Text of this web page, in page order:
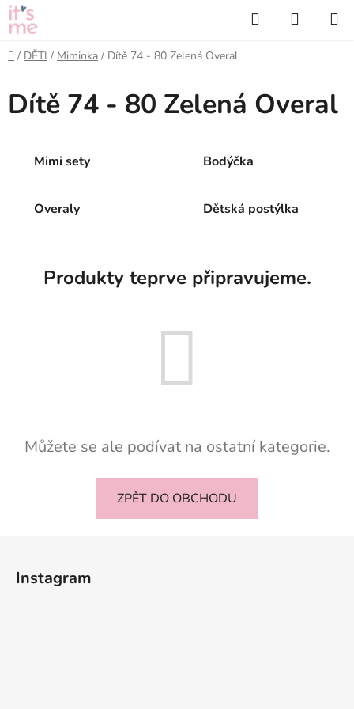
Přejít
na
obsah
Hledat
KOŠÍK
Domů
/ DĚTI / Miminka / Dítě 74 - 80 Zelená Overal
Dítě 74 - 80 Zelená Overal
Mimi sety Bodýčka
Overaly Dětská postýlka
Produkty teprve připravujeme.
Můžete se ale podívat na ostatní kategorie.
ZPĚT DO OBCHODU
Instagram